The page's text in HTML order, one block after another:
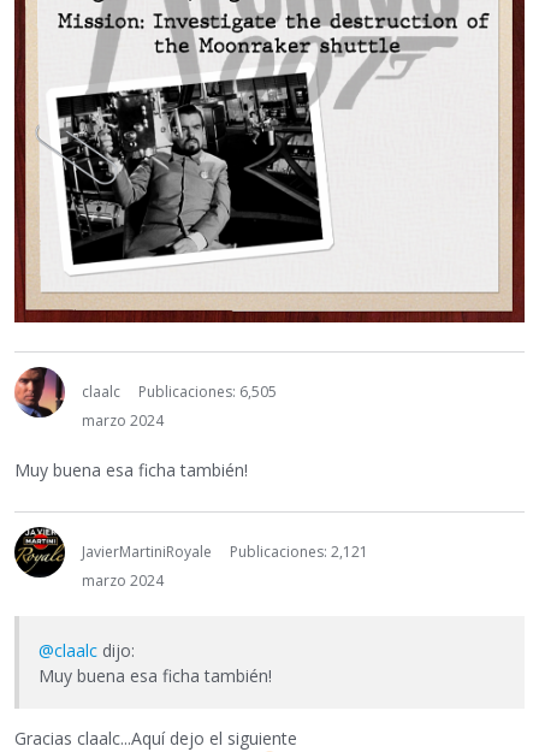
claalc
Publicaciones: 6,505
marzo 2024
Muy buena esa ficha también!
JavierMartiniRoyale
Publicaciones: 2,121
marzo 2024
@claalc dijo:
Muy buena esa ficha también!
Gracias claalc...Aquí dejo el siguiente